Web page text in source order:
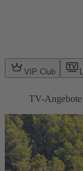
VIP Club
TV-Angebote